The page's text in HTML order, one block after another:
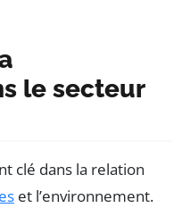
le secteur
clé dans la relation
et l’environnement.